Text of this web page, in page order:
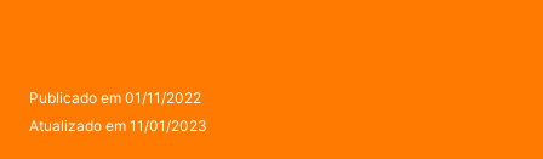
Publicado em 01/11/2022
Atualizado em 11/01/2023